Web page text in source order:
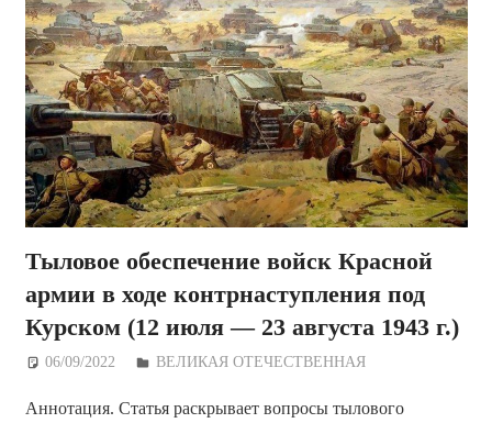
Тыловое обеспечение войск Красной
армии в ходе контрнаступления под
Курском (12 июля — 23 августа 1943 г.)
06/09/2022 Дежурный по Редакции
ВЕЛИКАЯ ОТЕЧЕСТВЕННАЯ
Аннотация. Статья раскрывает вопросы тылового